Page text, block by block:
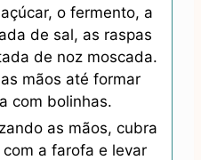
o fermento, a
de sal, as raspas
de noz moscada.
mãos até formar
com bolinhas.
as mãos, cubra
a farofa e levar